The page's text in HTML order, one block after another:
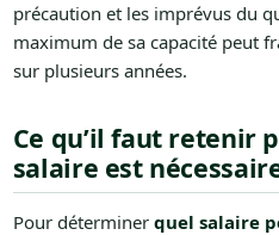
précaution et les imprévus du
maximum de sa capacité peut
sur plusieurs années.
Ce qu’il faut retenir
salaire est
Pour déterminer quel salaire